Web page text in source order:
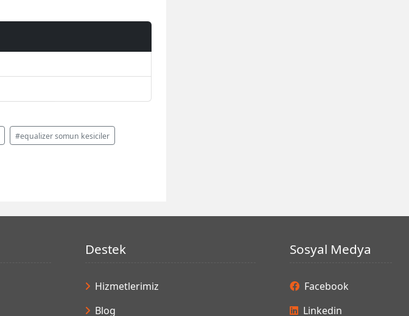
#equalizer somun kesiciler
Destek
Hizmetlerimiz
Blog
Sosyal Medya
Facebook
Linkedin